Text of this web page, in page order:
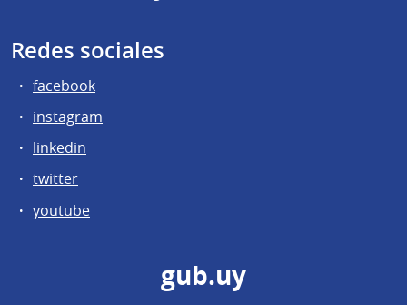
Redes sociales
facebook
instagram
linkedin
twitter
youtube
gub.uy